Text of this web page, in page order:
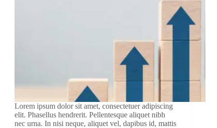
Lorem ipsum dolor sit amet, consectetuer adipiscing
elit. Phasellus hendrerit. Pellentesque aliquet nibh
nec urna. In nisi neque, aliquet vel, dapibus id, mattis